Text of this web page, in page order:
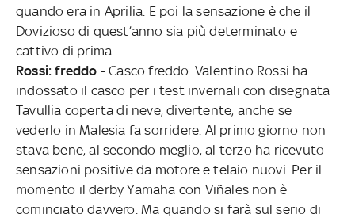
quando era in Aprilia. E poi la sensazione è che il
Dovizioso di quest’anno sia più determinato e
cattivo di prima.
Rossi: freddo - Casco freddo. Valentino Rossi ha
indossato il casco per i test invernali con disegnata
Tavullia coperta di neve, divertente, anche se
vederlo in Malesia fa sorridere. Al primo giorno non
stava bene, al secondo meglio, al terzo ha ricevuto
sensazioni positive da motore e telaio nuovi. Per il
momento il derby Yamaha con Viñales non è
cominciato davvero. Ma quando si farà sul serio di